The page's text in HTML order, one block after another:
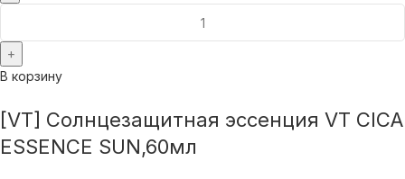
В корзину
[VT] Солнцезащитная эссенция VT CICA
ESSENCE SUN,60мл